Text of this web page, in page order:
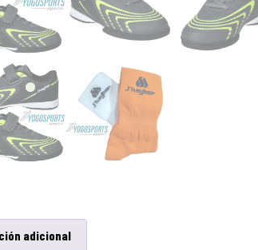
adicional